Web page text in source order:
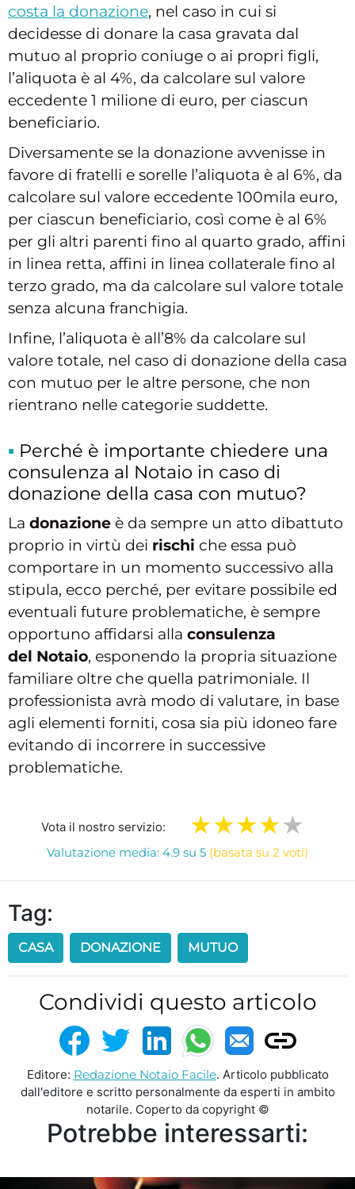
costa la donazione, nel caso in cui si
decidesse di donare la casa gravata dal
mutuo al proprio coniuge o ai propri figli,
l’aliquota è al 4%, da calcolare sul valore
eccedente 1 milione di euro, per ciascun
beneficiario.
Diversamente se la donazione avvenisse in
favore di fratelli e sorelle l’aliquota è al 6%, da
calcolare sul valore eccedente 100mila euro,
per ciascun beneficiario, così come è al 6%
per gli altri parenti fino al quarto grado, affini
in linea retta, affini in linea collaterale fino al
terzo grado, ma da calcolare sul valore totale
senza alcuna franchigia.
Infine, l’aliquota è all’8% da calcolare sul
valore totale, nel caso di donazione della casa
con mutuo per le altre persone, che non
rientrano nelle categorie suddette.
Perché è importante chiedere una
consulenza al Notaio in caso di
donazione della casa con mutuo?
La donazione è da sempre un atto dibattuto
proprio in virtù dei rischi che essa può
comportare in un momento successivo alla
stipula, ecco perché, per evitare possibile ed
eventuali future problematiche, è sempre
opportuno affidarsi alla consulenza
del Notaio, esponendo la propria situazione
familiare oltre che quella patrimoniale. Il
professionista avrà modo di valutare, in base
agli elementi forniti, cosa sia più idoneo fare
evitando di incorrere in successive
problematiche.
Vota il nostro servizio:
Valutazione media: 4.9 su 5 (basata su 2 voti)
Tag:
CASA DONAZIONE MUTUO
Condividi questo articolo
Editore: Redazione Notaio Facile. Articolo pubblicato
dall'editore e scritto personalmente da esperti in ambito
notarile. Coperto da copyright ©
Potrebbe interessarti: